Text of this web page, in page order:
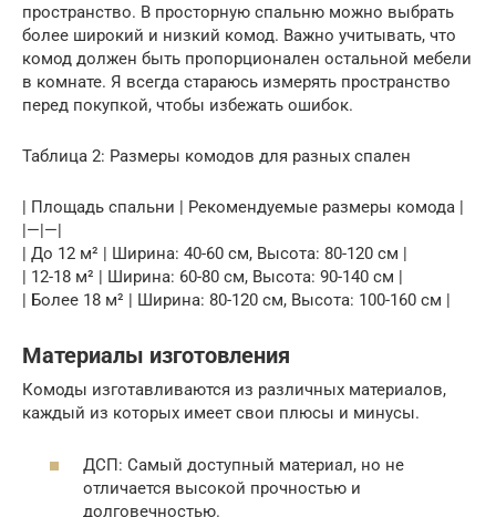
пространство. В просторную спальню можно выбрать
более широкий и низкий комод. Важно учитывать, что
комод должен быть пропорционален остальной мебели
в комнате. Я всегда стараюсь измерять пространство
перед покупкой, чтобы избежать ошибок.
Таблица 2: Размеры комодов для разных спален
| Площадь спальни | Рекомендуемые размеры комода |
|—|—|
| До 12 м² | Ширина: 40-60 см, Высота: 80-120 см |
| 12-18 м² | Ширина: 60-80 см, Высота: 90-140 см |
| Более 18 м² | Ширина: 80-120 см, Высота: 100-160 см |
Материалы изготовления
Комоды изготавливаются из различных материалов,
каждый из которых имеет свои плюсы и минусы.
ДСП: Самый доступный материал, но не
отличается высокой прочностью и
долговечностью.